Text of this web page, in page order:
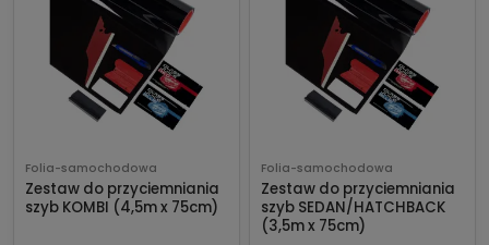
Folia-samochodowa
Zestaw do przyciemniania
szyb KOMBI (4,5m x 75cm)
Folia-samochodowa
Zestaw do przyciemniania
szyb SEDAN/HATCHBACK
(3,5m x 75cm)